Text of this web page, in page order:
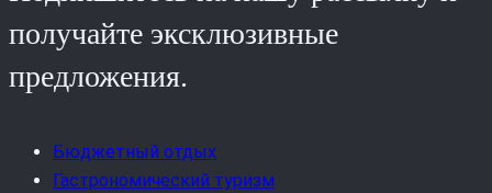
получайте эксклюзивные
предложения.
Бюджетный отдых
Гастрономический туризм